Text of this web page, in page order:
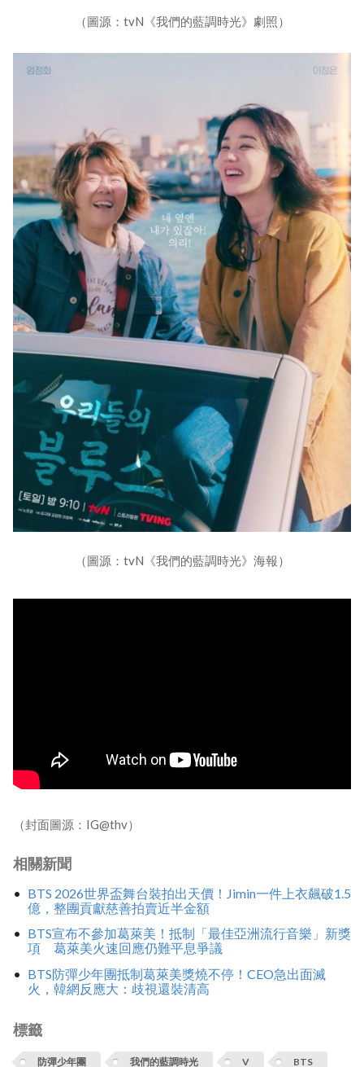
（圖源：tvN《我們的藍調時光》劇照）
（圖源：tvN《我們的藍調時光》海報）
（封面圖源：IG@thv）
相關新聞
BTS 2026世界盃舞台裝拍出天價！Jimin一件上衣飆破1.5
億，整團貢獻慈善拍賣近半金額
BTS宣布不參加葛萊美！抵制「最佳亞洲流行音樂」新獎
項 葛萊美火速回應仍難平息爭議
BTS防彈少年團抵制葛萊美獎燒不停！CEO急出面滅
火，韓網反應大：歧視還裝清高
標籤
防彈少年團 我們的藍調時光 V BTS